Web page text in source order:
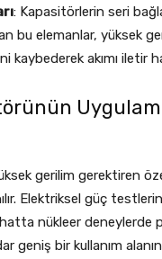
: Kapasitörlerin seri
bu elemanlar, yüksek
kaybederek akımı iletir
gerilim gerektiren
Elektriksel güç
nükleer deneylerde
geniş bir kullanım